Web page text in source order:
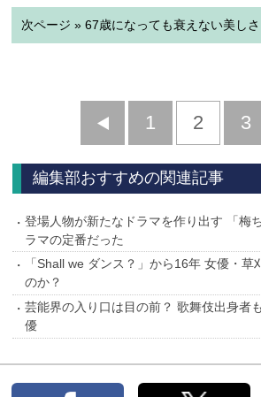
次ページ » 67歳になっても衰えない美し
前
へ
1 2 3
編集部おすすめの関連記事
登場人物が新たなドラマを作り出す 「梅
ラマの定番だった
「Shall we ダンス？」から16年 女優・草
のか？
芸能界の入り口は目の前？ 歌舞伎出身者
優